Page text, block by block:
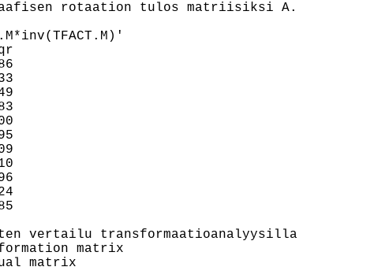
rotaation tulos matriisiksi A.
vertailu transformaatioanalyysilla
matrix
matrix